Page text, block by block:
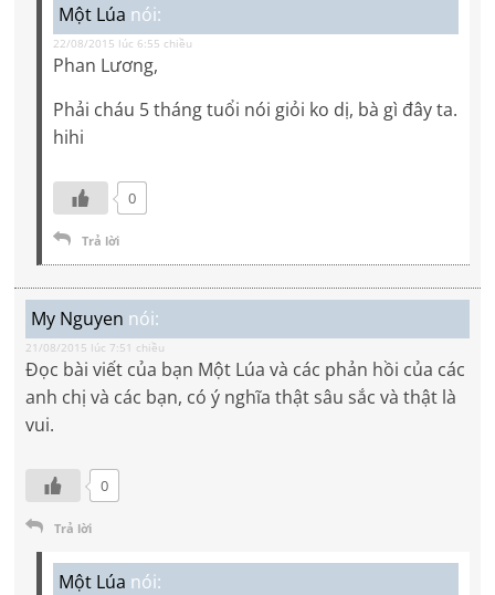
Một Lúa nói:
22/08/2015 lúc 6:55 chiều
Phan Lương,
Phải cháu 5 tháng tuổi nói giỏi ko dị, bà gì đây ta.
hihi
0
Trả lời
My Nguyen nói:
21/08/2015 lúc 7:51 chiều
Đọc bài viết của bạn Một Lúa và các phản hồi của các
anh chị và các bạn, có ý nghĩa thật sâu sắc và thật là
vui.
0
Trả lời
Một Lúa nói: